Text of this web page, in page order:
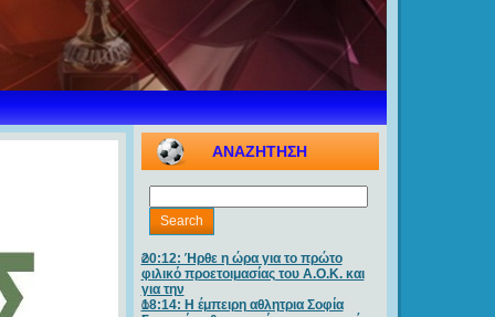
ΑΝΑΖΗΤΗΣΗ
20:12: Ήρθε η ώρα για το πρώτο
φιλικό προετοιμασίας του Α.Ο.Κ. και
για την
18:14: Η έμπειρη αθλητρια Σοφία